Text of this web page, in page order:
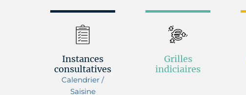
Instances
consultatives
Calendrier /
Saisine
Grilles
indiciaires